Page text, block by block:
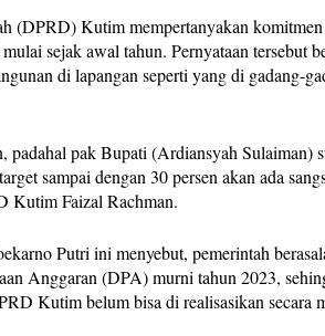
Kutim mempertanyakan komitmen
sejak awal tahun. Pernyataan tersebut
di lapangan seperti yang di gadang-
padahal pak Bupati (Ardiansyah Sulaiman)
sampai dengan 30 persen akan ada
Kutim Faizal Rachman.
Putri ini menyebut, pemerintah
Anggaran (DPA) murni tahun 2023,
Kutim belum bisa di realisasikan secara